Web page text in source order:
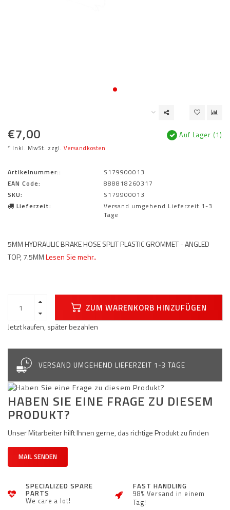
€7,00
* Inkl. MwSt. zzgl. Versandkosten
Auf Lager (1)
Artikelnummer::
S179900013
EAN Code:
888818260317
SKU:
S179900013
Lieferzeit:
Versand umgehend Lieferzeit 1-3
Tage
5MM HYDRAULIC BRAKE HOSE SPLIT PLASTIC GROMMET - ANGLED
TOP, 7.5MMLesen Sie mehr..
ZUM WARENKORB HINZUFÜGEN
Jetzt kaufen, später bezahlen
VERSAND UMGEHEND LIEFERZEIT 1-3 TAGE
HABEN SIE EINE FRAGE ZU DIESEM
PRODUKT?
Unser Mitarbeiter hilft Ihnen gerne, das richtige Produkt zu finden
MAIL SENDEN
SPECIALIZED SPARE
PARTS
We care a lot!
FAST HANDLING
98% Versand in einem
Tag!